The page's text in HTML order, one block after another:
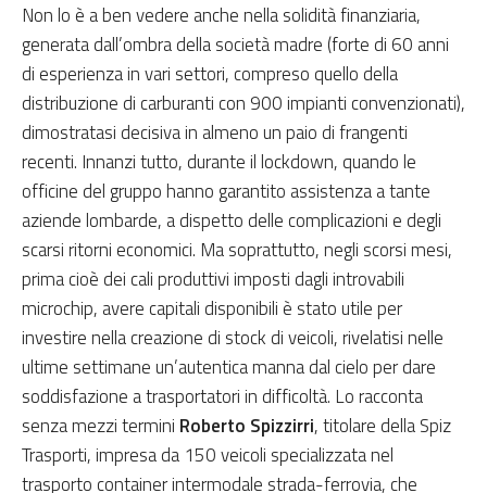
Non lo è a ben vedere anche nella solidità finanziaria,
generata dall’ombra della società madre (forte di 60 anni
di esperienza in vari settori, compreso quello della
distribuzione di carburanti con 900 impianti convenzionati),
dimostratasi decisiva in almeno un paio di frangenti
recenti. Innanzi tutto, durante il lockdown, quando le
officine del gruppo hanno garantito assistenza a tante
aziende lombarde, a dispetto delle complicazioni e degli
scarsi ritorni economici. Ma soprattutto, negli scorsi mesi,
prima cioè dei cali produttivi imposti dagli introvabili
microchip, avere capitali disponibili è stato utile per
investire nella creazione di stock di veicoli, rivelatisi nelle
ultime settimane un’autentica manna dal cielo per dare
soddisfazione a trasportatori in difficoltà. Lo racconta
senza mezzi termini Roberto Spizzirri, titolare della Spiz
Trasporti, impresa da 150 veicoli specializzata nel
trasporto container intermodale strada-ferrovia, che